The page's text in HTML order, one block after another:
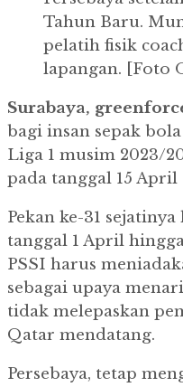
Tahun Baru.
pelatih fisik
lapangan. [Foto
Surabaya,
bagi insan sepak
Liga 1 musim 2023/
pada tanggal 15 April
Pekan ke-31
tanggal 1 April
PSSI harus
sebagai upaya
tidak melepaskan
Qatar mendatang.
Persebaya, tetap